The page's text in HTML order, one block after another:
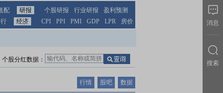
配 研报 个股研报 行业研报
盈利预测
经济 CPI PPI PMI GDP LPR 房价
个股分红数据：
行情 股吧 数据
消息
搜索